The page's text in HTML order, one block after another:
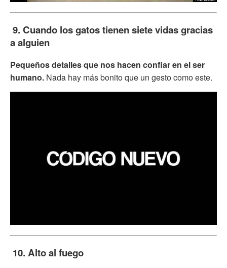
9. Cuando los gatos tienen siete vidas gracias
a alguien
Pequeños detalles que nos hacen confiar en el ser
humano. Nada hay más bonito que un gesto como este.
10. Alto al fuego